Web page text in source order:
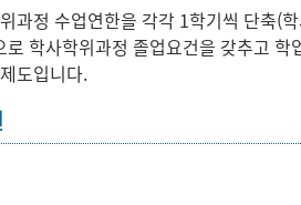
과정 수업연한을 각각 1학기씩 단축(
학사학위과정 졸업요건을 갖추고
도입니다.